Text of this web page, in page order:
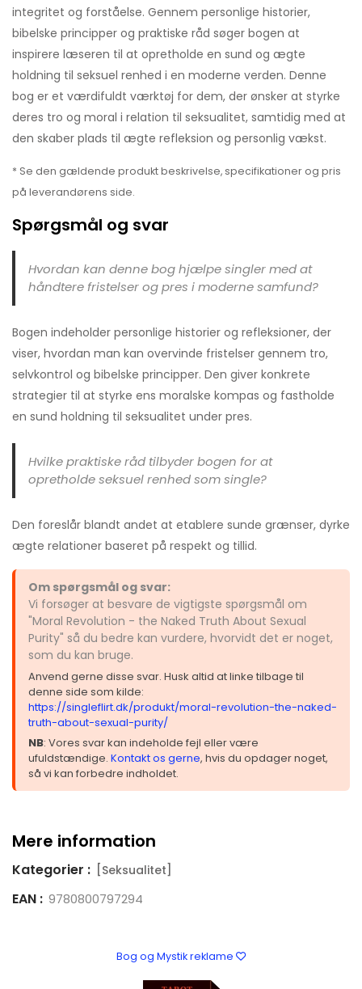
integritet og forståelse. Gennem personlige historier,
bibelske principper og praktiske råd søger bogen at
inspirere læseren til at opretholde en sund og ægte
holdning til seksuel renhed i en moderne verden. Denne
bog er et værdifuldt værktøj for dem, der ønsker at styrke
deres tro og moral i relation til seksualitet, samtidig med at
den skaber plads til ægte refleksion og personlig vækst.
* Se den gældende produkt beskrivelse, specifikationer og pris
på leverandørens side.
Spørgsmål og svar
Hvordan kan denne bog hjælpe singler med at
håndtere fristelser og pres i moderne samfund?
Bogen indeholder personlige historier og refleksioner, der
viser, hvordan man kan overvinde fristelser gennem tro,
selvkontrol og bibelske principper. Den giver konkrete
strategier til at styrke ens moralske kompas og fastholde
en sund holdning til seksualitet under pres.
Hvilke praktiske råd tilbyder bogen for at
opretholde seksuel renhed som single?
Den foreslår blandt andet at etablere sunde grænser, dyrke
ægte relationer baseret på respekt og tillid.
Om spørgsmål og svar:
Vi forsøger at besvare de vigtigste spørgsmål om
"Moral Revolution - the Naked Truth About Sexual
Purity" så du bedre kan vurdere, hvorvidt det er noget,
som du kan bruge.
Anvend gerne disse svar. Husk altid at linke tilbage til
denne side som kilde:
https://singleflirt.dk/produkt/moral-revolution-the-naked-
truth-about-sexual-purity/
NB: Vores svar kan indeholde fejl eller være
ufuldstændige. Kontakt os gerne, hvis du opdager noget,
så vi kan forbedre indholdet.
Mere information
Kategorier : [Seksualitet]
EAN : 9780800797294
Bog og Mystik reklame